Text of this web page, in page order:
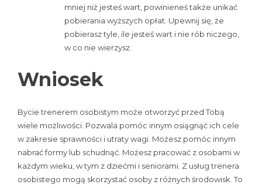
mniej niż jesteś wart, powinieneś także unikać
pobierania wyższych opłat. Upewnij się, że
pobierasz tyle, ile jesteś wart i nie rób niczego,
w co nie wierzysz.
Wniosek
Bycie trenerem osobistym może otworzyć przed Tobą
wiele możliwości. Pozwala pomóc innym osiągnąć ich cele
w zakresie sprawności i utraty wagi. Możesz pomóc innym
nabrać formy lub schudnąć. Możesz pracować z osobami w
każdym wieku, w tym z dziećmi i seniorami. Z usług trenera
osobistego mogą skorzystać osoby z różnych środowisk. To